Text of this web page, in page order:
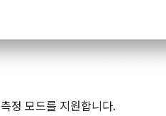
정 모드를 지원합니다.